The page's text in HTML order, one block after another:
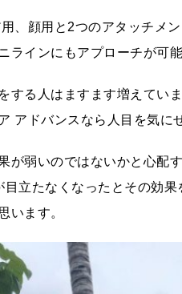
、顔用と2つのアタッチメ
ラインにもアプローチが可
する人はますます増えてい
アドバンスなら人目を気に
が弱いのではないかと心配
目立たなくなったとその効
います。